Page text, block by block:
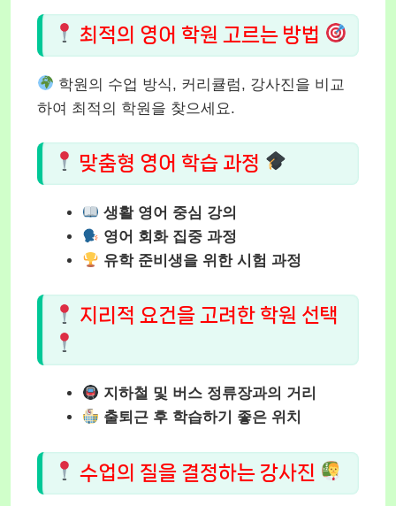
최적의 영어 학원 고르는 방법
학원의 수업 방식, 커리큘럼, 강사진을 비교
하여 최적의 학원을 찾으세요.
맞춤형 영어 학습 과정
생활 영어 중심 강의
영어 회화 집중 과정
유학 준비생을 위한 시험 과정
지리적 요건을 고려한 학원 선택
지하철 및 버스 정류장과의 거리
출퇴근 후 학습하기 좋은 위치
수업의 질을 결정하는 강사진